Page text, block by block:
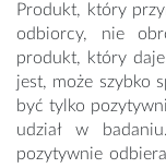
Produkt, który
odbiorcy, nie
produkt, który
jest, może szybko
być tylko
udział w
pozytywnie